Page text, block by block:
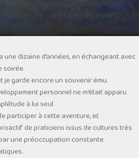
fonctionnement optimum,
de vos talents innés.
une dizaine d’années, en échangeant avec
soirée.
garde encore un souvenir ému.
personnel ne m’était apparu
à lui seul.
participer à cette aventure, et
de praticiens issus de cultures très
une préoccupation constante